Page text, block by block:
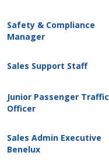
Safety & Compliance
Manager
Sales Support Staff
Junior Passenger Traffic
Officer
Sales Admin Executive
Benelux